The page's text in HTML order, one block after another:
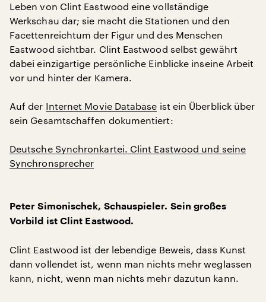
Leben von Clint Eastwood eine vollständige
Werkschau dar; sie macht die Stationen und den
Facettenreichtum der Figur und des Menschen
Eastwood sichtbar. Clint Eastwood selbst gewährt
dabei einzigartige persönliche Einblicke inseine Arbeit
vor und hinter der Kamera.
Auf der Internet Movie Database ist ein Überblick über
sein Gesamtschaffen dokumentiert:
Deutsche Synchronkartei. Clint Eastwood und seine
Synchronsprecher
Peter Simonischek, Schauspieler. Sein großes
Vorbild ist Clint Eastwood.
Clint Eastwood ist der lebendige Beweis, dass Kunst
dann vollendet ist, wenn man nichts mehr weglassen
kann, nicht, wenn man nichts mehr dazutun kann.